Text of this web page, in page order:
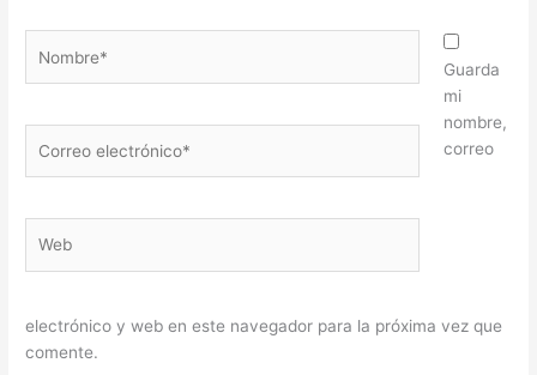
electrónico*
Guarda
mi
nombre,
correo
electrónico y web en este navegador para la próxima vez que
comente.